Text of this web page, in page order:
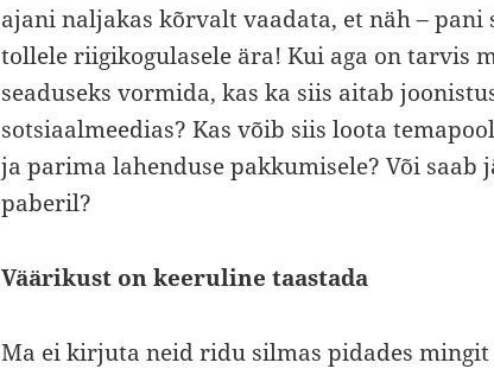
ajani naljakas kõrvalt vaadata, et näh –
tollele riigikogulasele ära! Kui aga on tarvis
seaduseks vormida, kas ka siis aitab
sotsiaalmeedias? Kas võib siis loota
ja parima lahenduse pakkumisele? Või
paberil?
Väärikust on keeruline taastada
Ma ei kirjuta neid ridu silmas pidades